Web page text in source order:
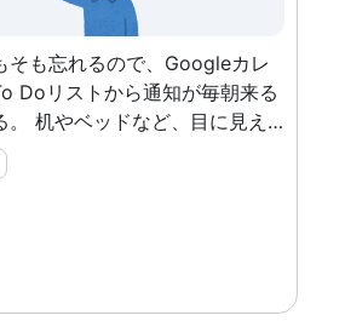
そも忘れるので、Googleカレ
Doリストから通知が毎朝来る
。 机やベッドなど、目に見え
「常に持ち歩くものリスト」を
忘れないようにする。 親に
うなどもありだけど、今後一人
た。